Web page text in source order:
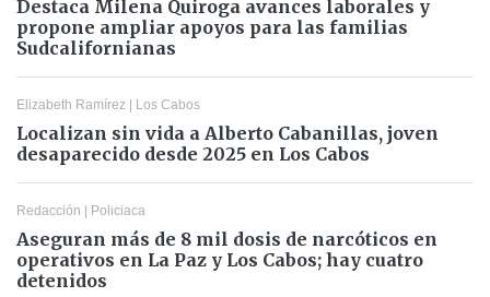
Destaca Milena Quiroga avances laborales y
propone ampliar apoyos para las familias
Sudcalifornianas
Elizabeth Ramírez Los Cabos
Localizan sin vida a Alberto Cabanillas, joven
desaparecido desde 2025 en Los Cabos
Redacción Policiaca
Aseguran más de 8 mil dosis de narcóticos en
operativos en La Paz y Los Cabos; hay cuatro
detenidos